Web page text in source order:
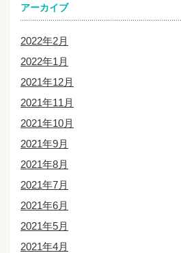
アーカイブ
2022年2月
2022年1月
2021年12月
2021年11月
2021年10月
2021年9月
2021年8月
2021年7月
2021年6月
2021年5月
2021年4月